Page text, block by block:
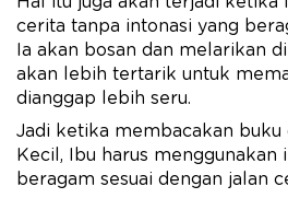
cerita tanpa intonasi yang
Ia akan bosan dan melarikan
akan lebih tertarik untuk
dianggap lebih seru.
Jadi ketika membacakan buku
Kecil, Ibu harus menggunakan
beragam sesuai dengan jalan